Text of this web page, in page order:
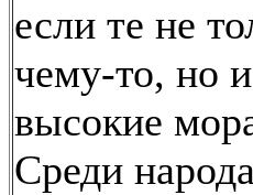
если те не
чему-то, но
высокие
Среди